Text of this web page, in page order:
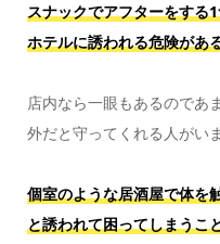
スナックでアフターをする
ホテルに誘われる危険があ
店内なら一眼もあるのであ
外だと守ってくれる人がい
個室のような居酒屋で体を
と誘われて困ってしまうこ